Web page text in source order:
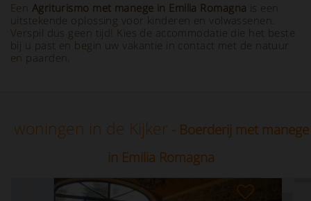
Een Agriturismo met manege in Emilia Romagna is een
uitstekende oplossing voor kinderen en volwassenen.
Verspil dus geen tijd! Kies de accommodatie die het beste
bij u past en begin uw vakantie in contact met de natuur
en paarden.
woningen in de Kijker - Boerderij met manege
in Emilia Romagna